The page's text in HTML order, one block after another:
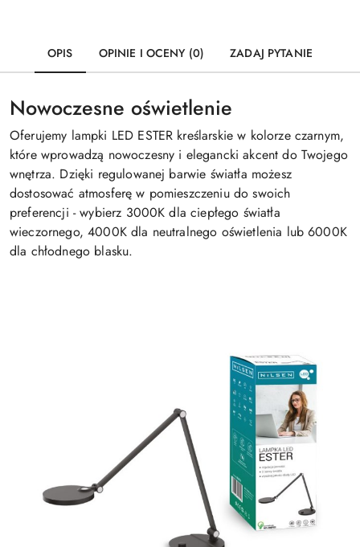
OPIS OPINIE I OCENY (0) ZADAJ PYTANIE
Nowoczesne oświetlenie
Oferujemy lampki LED ESTER kreślarskie w kolorze czarnym,
które wprowadzą nowoczesny i elegancki akcent do Twojego
wnętrza. Dzięki regulowanej barwie światła możesz
dostosować atmosferę w pomieszczeniu do swoich
preferencji - wybierz 3000K dla ciepłego światła
wieczornego, 4000K dla neutralnego oświetlenia lub 6000K
dla chłodnego blasku.